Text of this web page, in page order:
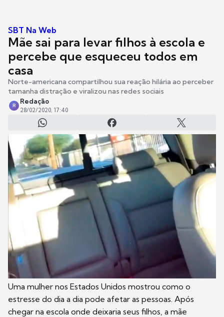
SBT Na Web
Mãe sai para levar filhos à escola e
percebe que esqueceu todos em
casa
Norte-americana compartilhou sua reação hilária ao perceber
tamanha distração e viralizou nas redes sociais
R
Redação
28/02/2020, 17:40
Uma mulher nos Estados Unidos mostrou como o
estresse do dia a dia pode afetar as pessoas. Após
chegar na escola onde deixaria seus filhos, a mãe